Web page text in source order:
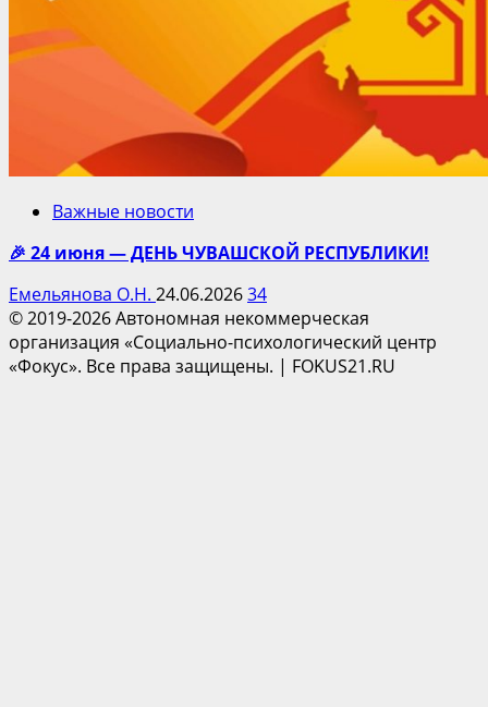
Важные новости
🎉 24 июня — ДЕНЬ ЧУВАШСКОЙ РЕСПУБЛИКИ!
Емельянова О.Н. 24.06.202634
© 2019-2026 Автономная некоммерческая
организация «Социально-психологический центр
«Фокус». Все права защищены. | FOKUS21.RU